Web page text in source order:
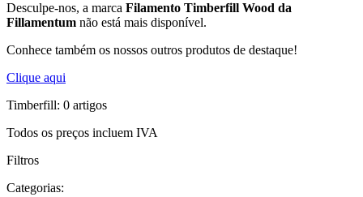
Desculpe-nos, a marca Filamento Timberfill Wood da
Fillamentum não está mais disponível.
Conhece também os nossos outros produtos de destaque!
Clique aqui
Timberfill: 0 artigos
Todos os preços incluem IVA
Filtros
Categorias: